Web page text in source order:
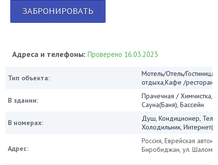
ЗАБРОНИРОВАТЬ
Адреса и телефоны:Проверено 16.03.2023
Тип объекта:
Мотель/Отель/
отдыха,Кафе /рестораны
В здании:
Прачечная / Химчистка,
Сауна(Баня), Бассейн
В номерах:
Душ, Кондиционер,
Холодильник,
Адрес:
Россия, Еврейская
Биробиджан, ул. Шалом